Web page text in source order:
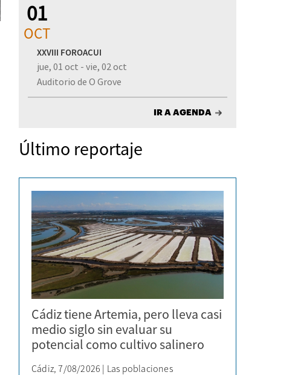
01
OCT
XXVIII FOROACUI
jue, 01 oct - vie, 02 oct
Auditorio de O Grove
IR A AGENDA
Último reportaje
Cádiz tiene Artemia, pero lleva casi
medio siglo sin evaluar su
potencial como cultivo salinero
Cádiz, 7/08/2026 | Las poblaciones